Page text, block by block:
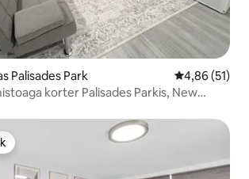
Palisades Park Keskmine
4,86 (51)
korter Palisades Parkis, New